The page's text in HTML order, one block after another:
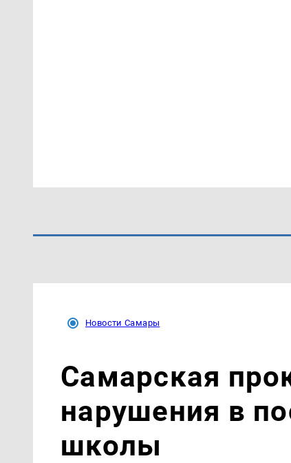
Новости Самары
Самарская
нарушения в
школы